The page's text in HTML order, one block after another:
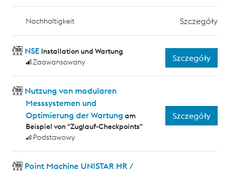
Nachhaltigkeit Szczegóły
NSE Installation und Wartung
Zaawansowany
Szczegóły
Nutzung von modularen
Messsystemen und
Optimierung der Wartung am
Beispiel von "Zuglauf-Checkpoints"
Podstawowy
Szczegóły
Point Machine UNISTAR HR /